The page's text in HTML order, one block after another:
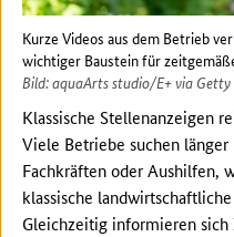
Kurze Videos aus dem Betrieb
wichtiger Baustein für
Bild: aquaArts studio/E+ via
Klassische Stellenanzeigen
Viele Betriebe suchen
Fachkräften oder Aushilfen,
klassische
Gleichzeitig informieren